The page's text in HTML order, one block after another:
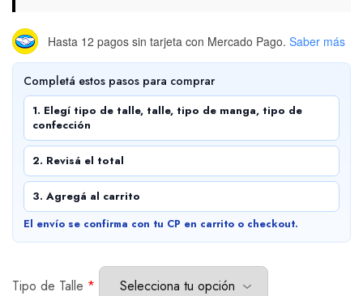
Hasta 12 pagos sin tarjeta con Mercado Pago. Saber más
Completá estos pasos para comprar
1. Elegí tipo de talle, talle, tipo de manga, tipo de
confección
2. Revisá el total
3. Agregá al carrito
El envío se confirma con tu CP en carrito o checkout.
Tipo de Talle *